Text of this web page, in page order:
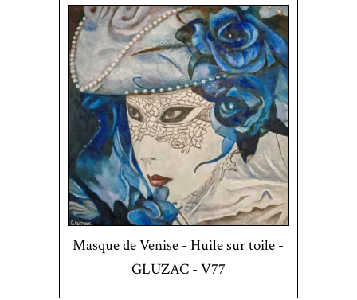
Masque de Venise - Huile sur toile -
GLUZAC - V77